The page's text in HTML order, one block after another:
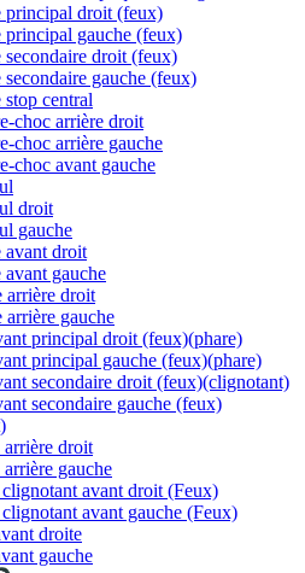
principal droit (feux)
principal gauche (feux)
secondaire droit (feux)
secondaire gauche (feux)
stop central
choc arrière droit
choc arrière gauche
choc avant gauche
droit
gauche
avant droit
gauche
arrière droit
arrière gauche
principal droit (feux)(phare)
principal gauche (feux)(phare)
secondaire droit (feux)(clignotant)
secondaire gauche (feux)
arrière droit
gauche
avant droit (Feux)
avant gauche (Feux)
droite
gauche